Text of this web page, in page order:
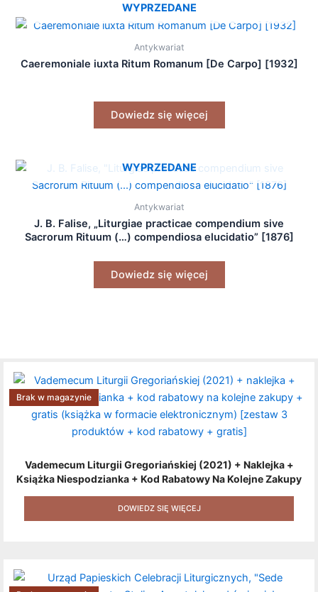
WYPRZEDANE
Antykwariat
Caeremoniale iuxta Ritum Romanum [De Carpo] [1932]
Dowiedz się więcej
WYPRZEDANE
Antykwariat
J. B. Falise, „Liturgiae practicae compendium sive
Sacrorum Rituum (…) compendiosa elucidatio” [1876]
Dowiedz się więcej
Vademecum Liturgii Gregoriańskiej (2021) + Naklejka +
Książka Niespodzianka + Kod Rabatowy Na Kolejne Zakupy
Produktów + Kod Rabatowy + Gratis]
Brak w magazynie
DOWIEDZ SIĘ WIĘCEJ